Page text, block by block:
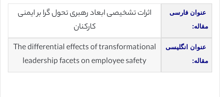
عنوان فارسی
مقاله:
اثرات تشخیصی ابعاد رهبری تحول گرا بر ایمنی
کارکنان
عنوان انگلیسی
مقاله:
The differential effects of transformational
leadership facets on employee safety